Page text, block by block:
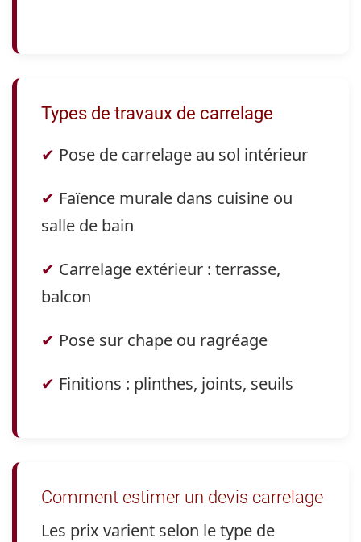
Types de travaux de carrelage
✔ Pose de carrelage au sol intérieur
✔ Faïence murale dans cuisine ou
salle de bain
✔ Carrelage extérieur : terrasse,
balcon
✔ Pose sur chape ou ragréage
✔ Finitions : plinthes, joints, seuils
Comment estimer un devis carrelage
Les prix varient selon le type de